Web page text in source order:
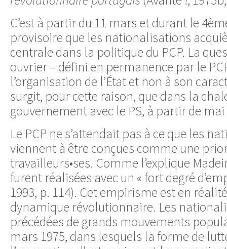
C’est à partir du 11 mars et durant le
provisoire que les nationalisations
centrale dans la politique du PCP. La
ouvrier – défini en permanence par le
l’organisation de l’État et non à son
surgit, pour cette raison, que dans la
gouvernement avec le PS, à partir de mai
Le PCP ne s’attendait pas à ce que les
viennent à être conçues comme une
travailleurs•ses. Comme l’explique
furent réalisées avec un « fort degré
1993, p. 114). Cet empirisme est en
dynamique révolutionnaire. Les
précédées de grands mouvements
mars 1975, dans lesquels la forme de